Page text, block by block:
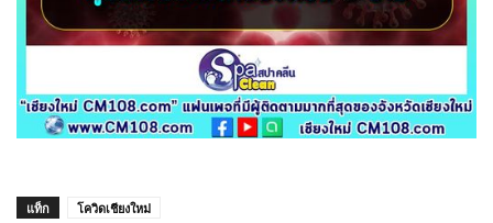
แท็ก โควิดเชียงใหม่